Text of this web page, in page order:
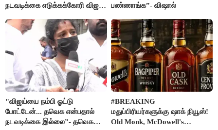
நடவடிக்கை எடுக்கக்கோரி விஜய்
பண்ணாங்க”- விஷால்
"விஜய்யை நம்பி ஓட்டு
போட்டேன்... தவெக என்பதால்
நடவடிக்கை இல்லை”- தவெக
#BREAKING
மதுப்பிரியர்களுக்கு ஷாக் நியூஸ்!
Old Monk, McDowell's